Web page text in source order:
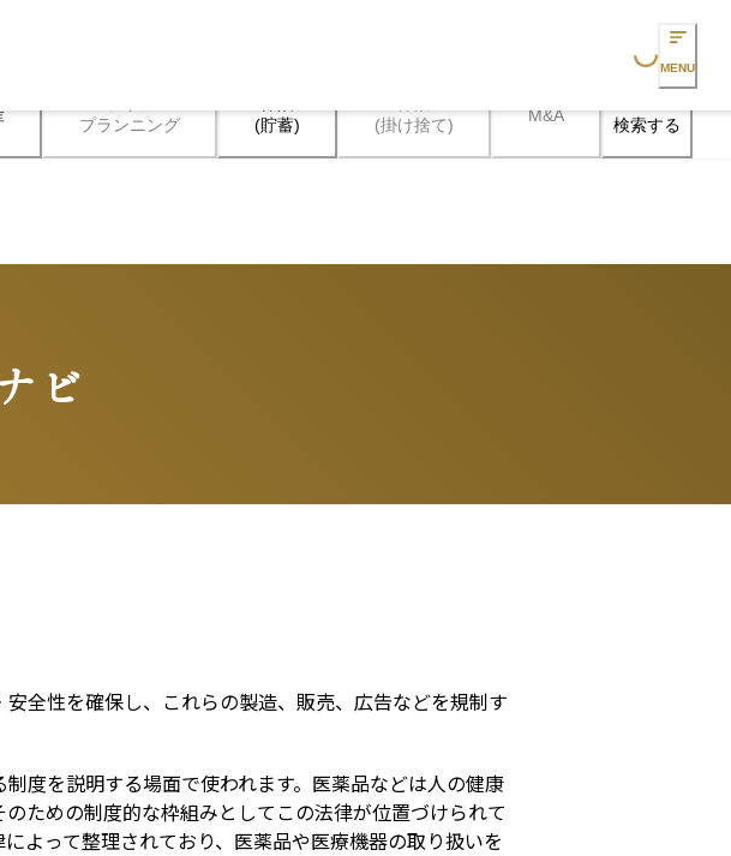
Loading... MENU
プランニング
(貯蓄)
(掛け捨て)
M&A 検索する
ビ
全性を確保し、これらの製造、販売、広告などを規制す
度を説明する場面で使われます。医薬品などは人の健康
ための制度的な枠組みとしてこの法律が位置づけられて
よって整理されており、医薬品や医療機器の取り扱いを